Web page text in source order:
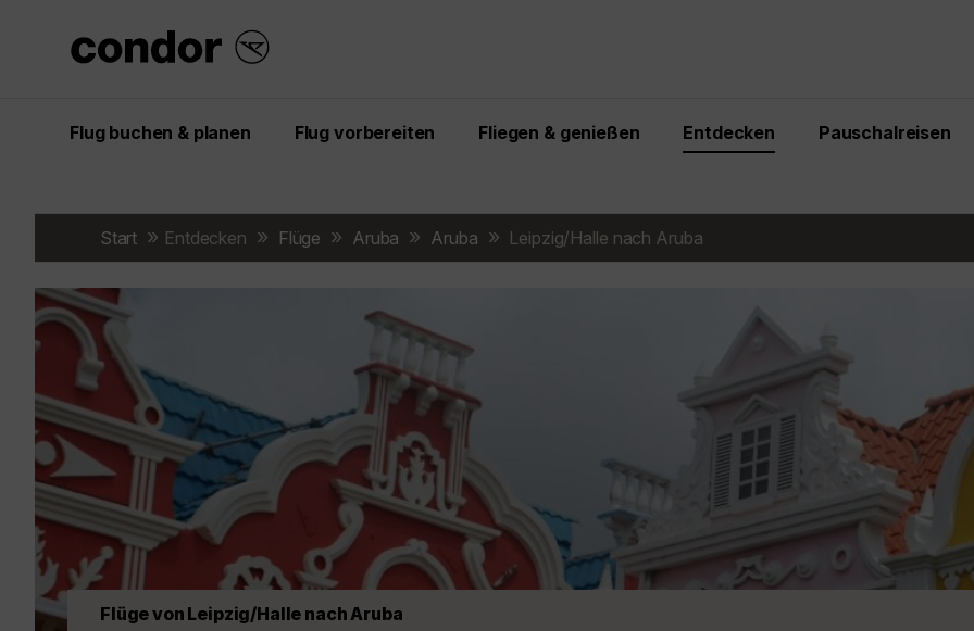
Flug buchen & planen Flug vorbereiten Fliegen & genießen Entdecken Pauschalreisen
Start Entdecken Flüge Aruba Aruba Leipzig/Halle nach Aruba
Flüge von Leipzig/Halle nach Aruba